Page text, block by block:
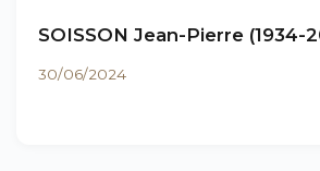
SOISSON Jean-Pierre (1934-
30/06/2024